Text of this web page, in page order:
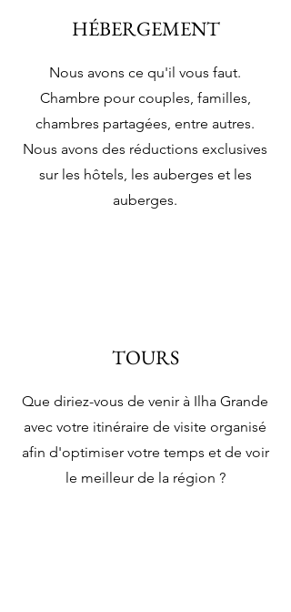
HÉBERGEMENT
Nous avons ce qu'il vous faut.
Chambre pour couples, familles,
chambres partagées, entre autres.
Nous avons des réductions exclusives
sur les hôtels, les auberges et les
auberges.
TOURS
Que diriez-vous de venir à Ilha Grande
avec votre itinéraire de visite organisé
afin d'optimiser votre temps et de voir
le meilleur de la région ?